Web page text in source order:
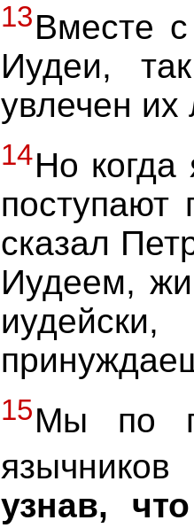
13Вместе
Иудеи,
увлечен
14Но
поступают
сказал
Иудеем,
15Мы по
узнав,